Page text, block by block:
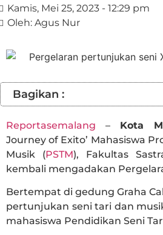
Kamis, Mei 25, 2023 - 12:29 pm
Oleh: Agus Nur
Bagikan :
Reportasemalang –Kota
Journey of Exito’ Mahasiswa
Musik (PSTM), Fakultas
kembali mengadakan
Bertempat di gedung Graha
pertunjukan seni tari dan
mahasiswa Pendidikan Seni